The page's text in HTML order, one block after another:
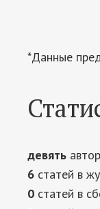
*Данные
девять
6 статей в
0 статей в